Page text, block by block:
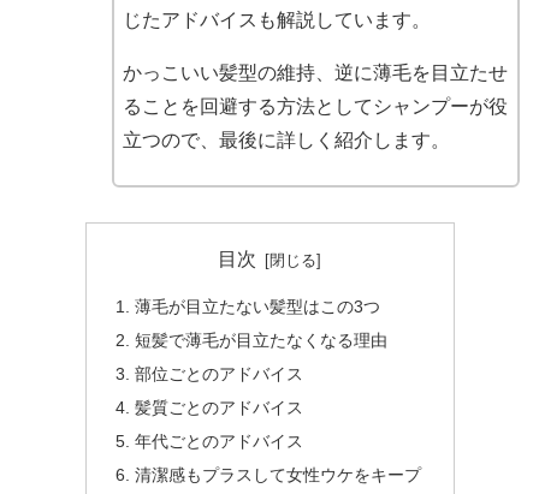
じたアドバイスも解説しています。
かっこいい髪型の維持、逆に薄毛を目立たせ
ることを回避する方法としてシャンプーが役
立つので、最後に詳しく紹介します。
目次
薄毛が目立たない髪型はこの3つ
短髪で薄毛が目立たなくなる理由
部位ごとのアドバイス
髪質ごとのアドバイス
年代ごとのアドバイス
清潔感もプラスして女性ウケをキープ